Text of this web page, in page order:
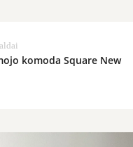
komoda Square New